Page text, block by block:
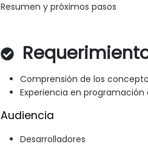
Resumen y próximos pasos
Comprensión de los
Experiencia en programación
Audiencia
Desarrolladores